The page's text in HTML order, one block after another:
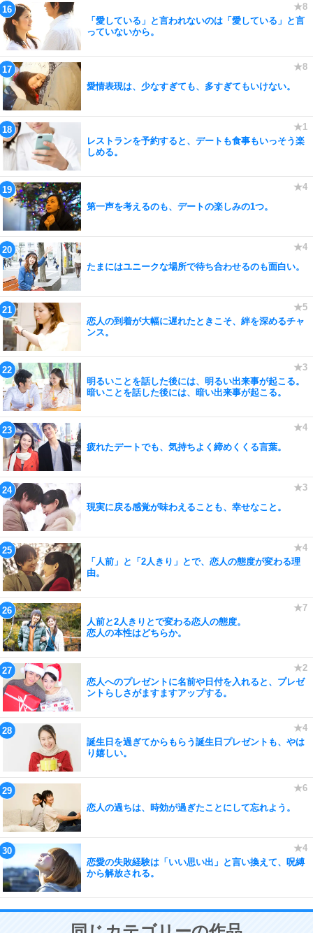
「愛している」と言われないのは「愛している」と言
っていないから。
愛情表現は、少なすぎても、多すぎてもいけない。
レストランを予約すると、デートも食事もいっそう楽
しめる。
第一声を考えるのも、デートの楽しみの1つ。
たまにはユニークな場所で待ち合わせるのも面白い。
恋人の到着が大幅に遅れたときこそ、絆を深めるチャ
ンス。
明るいことを話した後には、明るい出来事が起こる。
暗いことを話した後には、暗い出来事が起こる。
疲れたデートでも、気持ちよく締めくくる言葉。
現実に戻る感覚が味わえることも、幸せなこと。
「人前」と「2人きり」とで、恋人の態度が変わる理
由。
人前と2人きりとで変わる恋人の態度。
恋人の本性はどちらか。
恋人へのプレゼントに名前や日付を入れると、プレゼ
ントらしさがますますアップする。
誕生日を過ぎてからもらう誕生日プレゼントも、やは
り嬉しい。
恋人の過ちは、時効が過ぎたことにして忘れよう。
恋愛の失敗経験は「いい思い出」と言い換えて、呪縛
から解放される。